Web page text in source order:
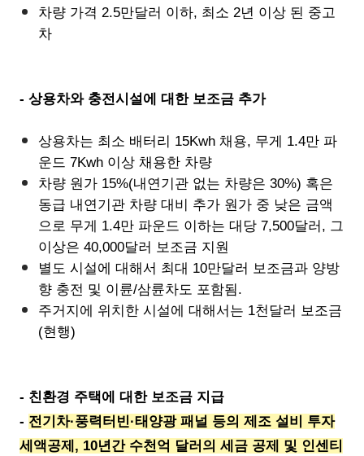
차량 가격 2.5만달러 이하, 최소 2년 이상 된 중고
차
- 상용차와 충전시설에 대한 보조금 추가
상용차는 최소 배터리 15Kwh 채용, 무게 1.4만 파
운드 7Kwh 이상 채용한 차량
차량 원가 15%(내연기관 없는 차량은 30%) 혹은
동급 내연기관 차량 대비 추가 원가 중 낮은 금액
으로 무게 1.4만 파운드 이하는 대당 7,500달러, 그
이상은 40,000달러 보조금 지원
별도 시설에 대해서 최대 10만달러 보조금과 양방
향 충전 및 이륜/삼륜차도 포함됨.
주거지에 위치한 시설에 대해서는 1천달러 보조금
(현행)
- 친환경 주택에 대한 보조금 지급
- 전기차·풍력터빈·태양광 패널 등의 제조 설비 투자
세액공제, 10년간 수천억 달러의 세금 공제 및 인센티